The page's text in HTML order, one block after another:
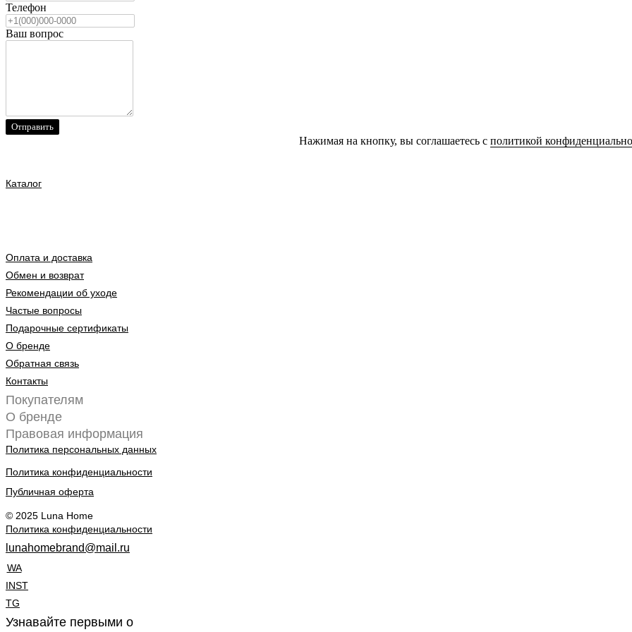
Каталог
Оплата и доставка
Обмен и возврат
Рекомендации об уходе
Частые вопросы
Подарочные сертификаты
О бренде
Обратная связь
Контакты
Покупателям
О бренде
Правовая информация
Политика персональных данных
Политика конфиденциальности
Публичная оферта
© 2025 Luna Home
Политика конфиденциальности
lunahomebrand@mail.ru
WA
INST
TG
Узнавайте первыми о
Телефон
Ваш вопрос
Отправить
Нажимая на кнопку, вы соглашаетесь с политикой